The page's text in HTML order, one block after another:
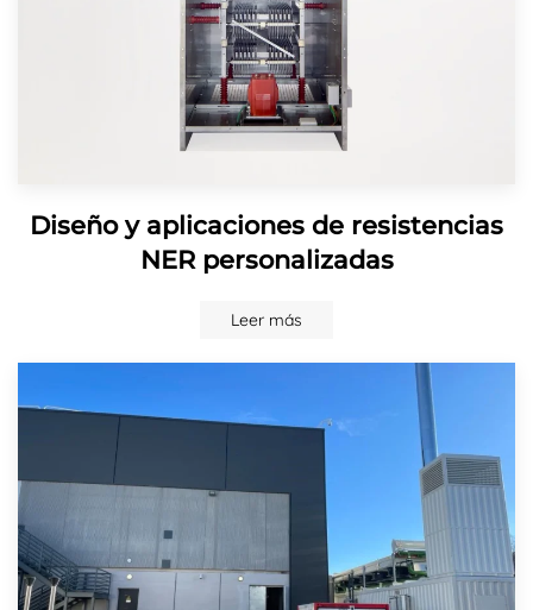
Diseño y aplicaciones de resistencias
NER personalizadas
Leer más